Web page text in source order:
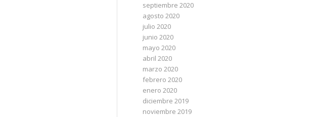
septiembre 2020
agosto 2020
julio 2020
junio 2020
mayo 2020
abril 2020
marzo 2020
febrero 2020
enero 2020
diciembre 2019
noviembre 2019